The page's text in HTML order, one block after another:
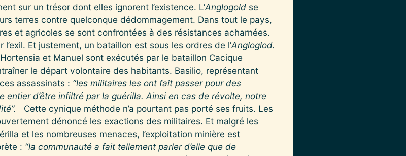
sur un trésor dont elles ignorent l’existence. L’Anglogold se
terres contre quelconque dédommagement. Dans tout le pays,
et agricoles se sont confrontées à des résistances acharnées.
Et justement, un bataillon est sous les ordres de l’Angloglod.
et Manuel sont exécutés par le bataillon Cacique
le départ volontaire des habitants. Basilio, représentant
assassinats : “les militaires les ont fait passer pour des
entier d’être infiltré par la guérilla. Ainsi en cas de révolte, notre
Cette cynique méthode n’a pourtant pas porté ses fruits. Les
dénoncé les exactions des militaires. Et malgré les
et les nombreuses menaces, l’exploitation minière est
: “la communauté a fait tellement parler d’elle que de